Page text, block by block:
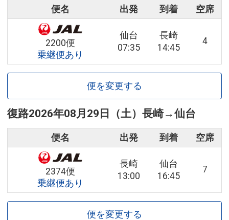
便名 出発 到着 空席
2200便
乗継便あり
仙台
07:35
長崎
14:45
4
便を変更する
復路2026年08月29日（土） 長崎→仙台
便名 出発 到着 空席
2374便
乗継便あり
長崎
13:00
仙台
16:45
7
便を変更する